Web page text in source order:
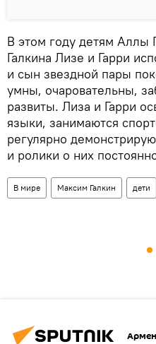
В этом году детям Аллы
Галкина Лизе и Гарри
и сын звездной пары
умны, очаровательны,
развиты. Лиза и Гарри
языки, занимаются
регулярно
и ролики о них
В мире Максим Галкин дети